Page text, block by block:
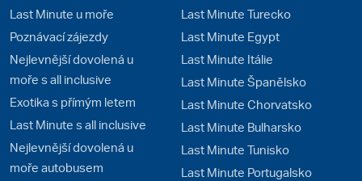
Last Minute u moře
Poznávací zájezdy
Nejlevnější dovolená u
moře s all inclusive
Exotika s přímým letem
Last Minute s all inclusive
Nejlevnější dovolená u
moře autobusem
Last Minute Turecko
Last Minute Egypt
Last Minute Itálie
Last Minute Španělsko
Last Minute Chorvatsko
Last Minute Bulharsko
Last Minute Tunisko
Last Minute Portugalsko